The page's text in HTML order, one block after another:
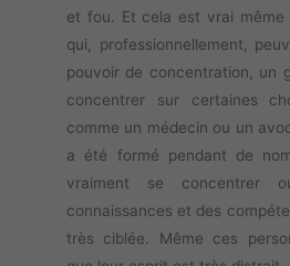
et fou. Et cela est vrai même
qui, professionnellement,
pouvoir de concentration, un
concentrer sur certaines
comme un médecin ou un
a été formé pendant de
vraiment se concentrer
connaissances et des
très ciblée. Même ces